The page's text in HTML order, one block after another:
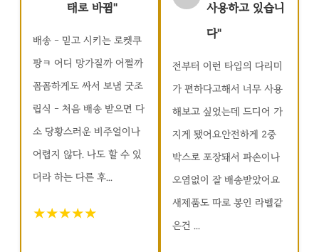
태로 바뀜"
배송 - 믿고 시키는 로켓쿠
팡ㅋ 어디 망가질까 어쩔까
꼼꼼하게도 싸서 보냄 굿조
립식 - 처음 배송 받으면 다
소 당황스러운 비주얼이나
어렵지 않다. 나도 할 수 있
더라 하는 다른 후...
★★★★★
사용하고 있습니
다"
전부터 이런 타입의 다리미
가 편하다고해서 너무 사용
해보고 싶었는데 드디어 가
지게 됐어요안전하게 2중
박스로 포장돼서 파손이나
오염없이 잘 배송받았어요
새제품도 따로 봉인 라벨같
은건 ...